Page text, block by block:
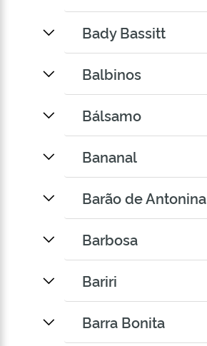
Bady Bassitt
Balbinos
Bálsamo
Bananal
Barão de Antonina
Barbosa
Bariri
Barra Bonita